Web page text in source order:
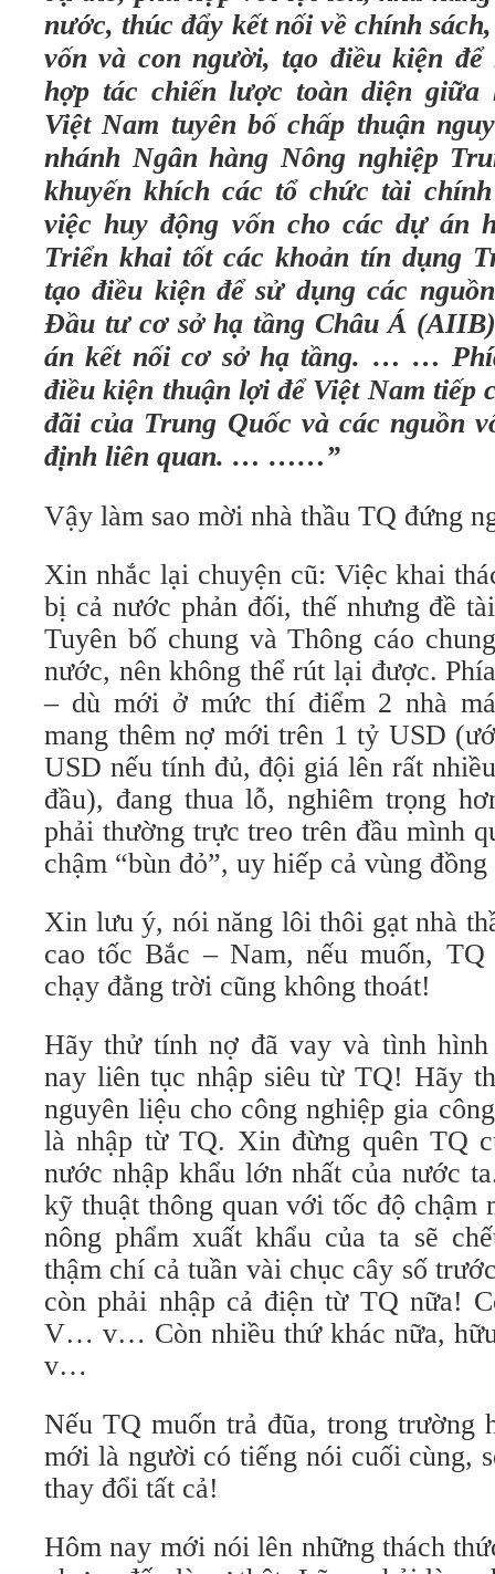
nước, thúc đẩy kết nối về chính
vốn và con người, tạo điều kiện để
hợp tác chiến lược toàn diện
Việt Nam tuyên bố chấp thuận
nhánh Ngân hàng Nông nghiệp
khuyến khích các tổ chức tài
việc huy động vốn cho các dự án
Triển khai tốt các khoản tín dụng
tạo điều kiện để sử dụng các
Đầu tư cơ sở hạ tầng Châu Á
án kết nối cơ sở hạ tầng. … …
điều kiện thuận lợi để Việt Nam tiếp
đãi của Trung Quốc và các nguồn
định liên quan. … ……”
Vậy làm sao mời nhà thầu TQ đứng
Xin nhắc lại chuyện cũ: Việc khai
bị cả nước phản đối, thế nhưng đề
Tuyên bố chung và Thông cáo
nước, nên không thể rút lại được.
– dù mới ở mức thí điểm 2 nhà
mang thêm nợ mới trên 1 tỷ USD
USD nếu tính đủ, đội giá lên rất
đầu), đang thua lỗ, nghiêm trọng
phải thường trực treo trên đầu mình
chậm “bùn đỏ”, uy hiếp cả vùng
Xin lưu ý, nói năng lôi thôi gạt nhà
cao tốc Bắc – Nam, nếu muốn,
chạy đằng trời cũng không thoát!
Hãy thử tính nợ đã vay và tình
nay liên tục nhập siêu từ TQ! Hãy
nguyên liệu cho công nghiệp gia
là nhập từ TQ. Xin đừng quên TQ
nước nhập khẩu lớn nhất của nước
kỹ thuật thông quan với tốc độ chậm
nông phẩm xuất khẩu của ta sẽ
thậm chí cả tuần vài chục cây số
còn phải nhập cả điện từ TQ nữa!
V… v… Còn nhiều thứ khác nữa,
v…
Nếu TQ muốn trả đũa, trong trường
mới là người có tiếng nói cuối cùng,
thay đổi tất cả!
Hôm nay mới nói lên những thách